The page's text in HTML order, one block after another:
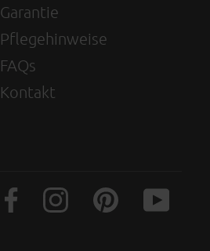
Garantie
Pflegehinweise
FAQs
Kontakt